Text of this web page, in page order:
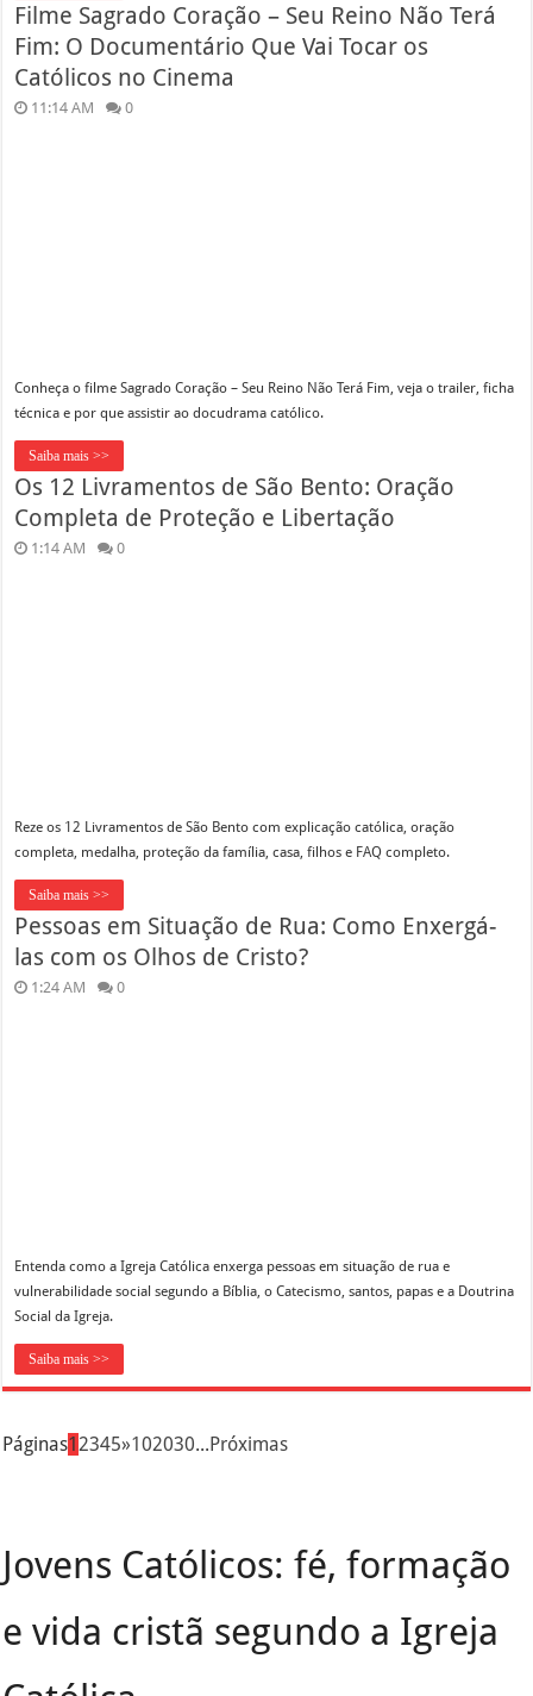
Filme Sagrado Coração – Seu Reino Não Terá
Fim: O Documentário Que Vai Tocar os
Católicos no Cinema
11:14 AM 0
Conheça o filme Sagrado Coração – Seu Reino Não Terá Fim, veja o trailer, ficha
técnica e por que assistir ao docudrama católico.
Saiba mais >>
Os 12 Livramentos de São Bento: Oração
Completa de Proteção e Libertação
1:14 AM 0
Reze os 12 Livramentos de São Bento com explicação católica, oração
completa, medalha, proteção da família, casa, filhos e FAQ completo.
Saiba mais >>
Pessoas em Situação de Rua: Como Enxergá-
las com os Olhos de Cristo?
1:24 AM 0
Entenda como a Igreja Católica enxerga pessoas em situação de rua e
vulnerabilidade social segundo a Bíblia, o Catecismo, santos, papas e a Doutrina
Social da Igreja.
Saiba mais >>
Páginas12345»102030... Próximas
Jovens Católicos: fé, formação
e vida cristã segundo a Igreja